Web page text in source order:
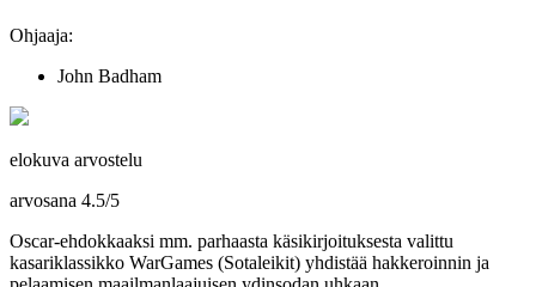
Ohjaaja:
John Badham
elokuva arvostelu
arvosana 4.5/5
Oscar-ehdokkaaksi mm. parhaasta käsikirjoituksesta valittu
kasariklassikko WarGames (Sotaleikit) yhdistää hakkeroinnin ja